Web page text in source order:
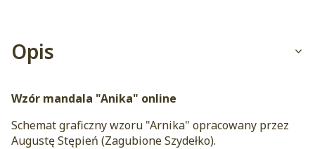
Opis
Wzór mandala "Anika" online
Schemat graficzny wzoru "Arnika" opracowany przez
Augustę Stępień (Zagubione Szydełko).